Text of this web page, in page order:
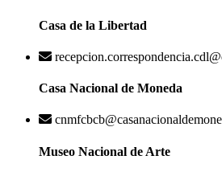
Casa de la Libertad
Casa Nacional de Moneda
Museo Nacional de Arte